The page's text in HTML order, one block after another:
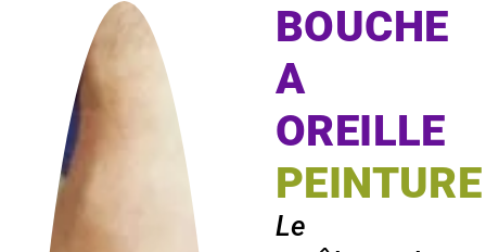
BOUCHE
A
OREILLE
PEINTURE
Le